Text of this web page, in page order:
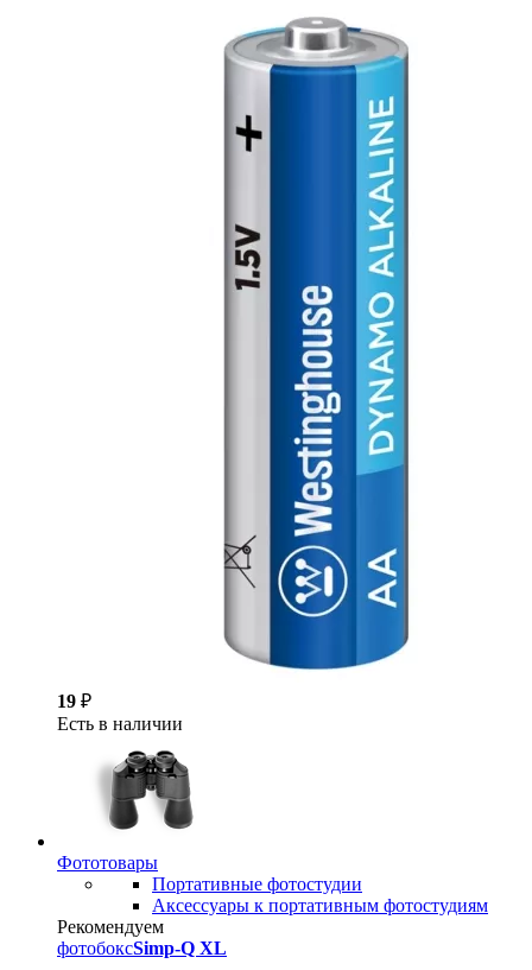
19 ₽
Есть в наличии
Фототовары
Портативные фотостудии
Аксессуары к портативным фотостудиям
Рекомендуем
фотобоксSimp-Q XL